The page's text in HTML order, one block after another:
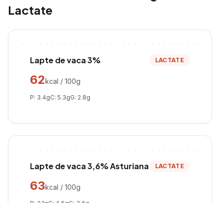
Lactate
Lapte de vaca 3% LACTATE
62kcal / 100g
P: 3.4gC: 5.3gG: 2.8g
Lapte de vaca 3,6% Asturiana LACTATE
63kcal / 100g